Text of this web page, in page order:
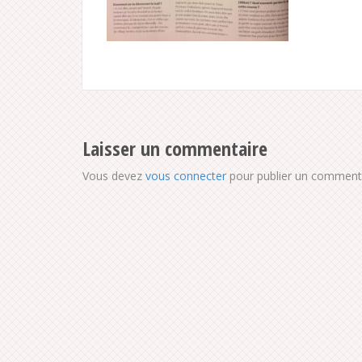
Laisser un commentaire
Vous devez vous connecter pour publier un